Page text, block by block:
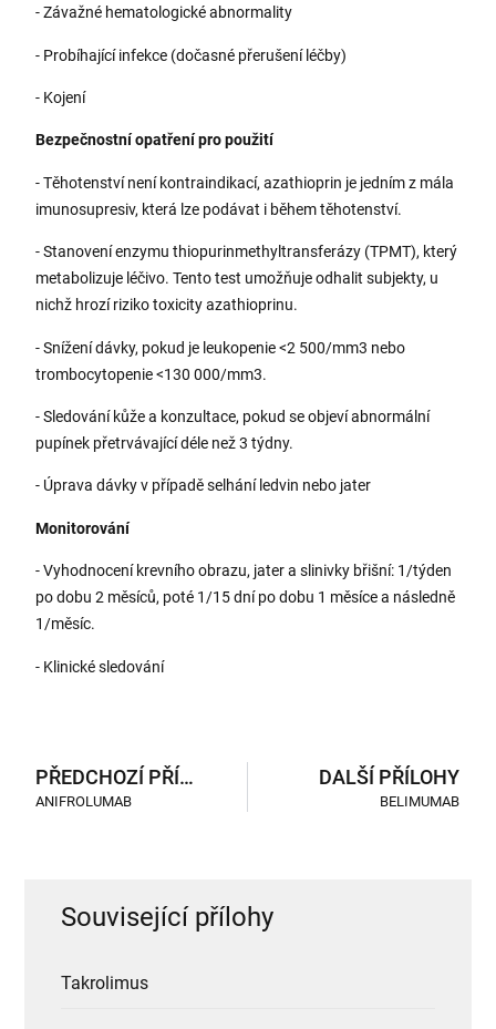
- Závažné hematologické abnormality
- Probíhající infekce (dočasné přerušení léčby)
- Kojení
Bezpečnostní opatření pro použití
- Těhotenství není kontraindikací, azathioprin je jedním z mála
imunosupresiv, která lze podávat i během těhotenství.
- Stanovení enzymu thiopurinmethyltransferázy (TPMT), který
metabolizuje léčivo. Tento test umožňuje odhalit subjekty, u
nichž hrozí riziko toxicity azathioprinu.
- Snížení dávky, pokud je leukopenie <2 500/mm3 nebo
trombocytopenie <130 000/mm3.
- Sledování kůže a konzultace, pokud se objeví abnormální
pupínek přetrvávající déle než 3 týdny.
- Úprava dávky v případě selhání ledvin nebo jater
Monitorování
- Vyhodnocení krevního obrazu, jater a slinivky břišní: 1/týden
po dobu 2 měsíců, poté 1/15 dní po dobu 1 měsíce a následně
1/měsíc.
- Klinické sledování
PŘEDCHOZÍ PŘÍLOHY
ANIFROLUMAB
DALŠÍ PŘÍLOHY
BELIMUMAB
Související přílohy
Takrolimus